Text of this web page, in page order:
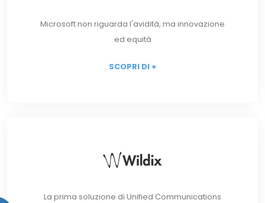
Microsoft non riguarda l'avidità, ma innovazione
ed equità
SCOPRI DI +
La prima soluzione di Unified Communications